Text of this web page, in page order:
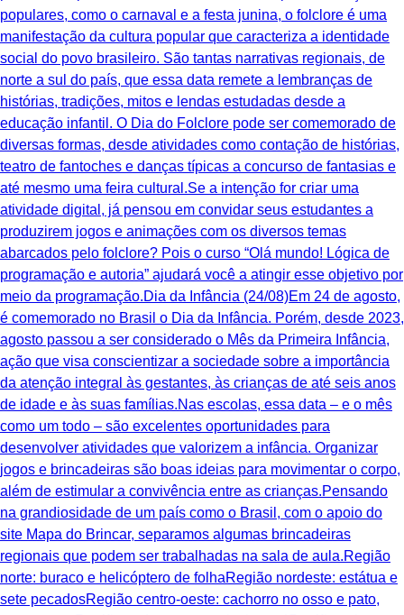
populares, como o carnaval e a festa junina, o folclore é uma
manifestação da cultura popular que caracteriza a identidade
social do povo brasileiro. São tantas narrativas regionais, de
norte a sul do país, que essa data remete a lembranças de
histórias, tradições, mitos e lendas estudadas desde a
educação infantil. O Dia do Folclore pode ser comemorado de
diversas formas, desde atividades como contação de histórias,
teatro de fantoches e danças típicas a concurso de fantasias e
até mesmo uma feira cultural.Se a intenção for criar uma
atividade digital, já pensou em convidar seus estudantes a
produzirem jogos e animações com os diversos temas
abarcados pelo folclore? Pois o curso “Olá mundo! Lógica de
programação e autoria” ajudará você a atingir esse objetivo por
meio da programação.Dia da Infância (24/08)Em 24 de agosto,
é comemorado no Brasil o Dia da Infância. Porém, desde 2023,
agosto passou a ser considerado o Mês da Primeira Infância,
ação que visa conscientizar a sociedade sobre a importância
da atenção integral às gestantes, às crianças de até seis anos
de idade e às suas famílias.Nas escolas, essa data – e o mês
como um todo – são excelentes oportunidades para
desenvolver atividades que valorizem a infância. Organizar
jogos e brincadeiras são boas ideias para movimentar o corpo,
além de estimular a convivência entre as crianças.Pensando
na grandiosidade de um país como o Brasil, com o apoio do
site Mapa do Brincar, separamos algumas brincadeiras
regionais que podem ser trabalhadas na sala de aula.Região
norte: buraco e helicóptero de folhaRegião nordeste: estátua e
sete pecadosRegião centro-oeste: cachorro no osso e pato,